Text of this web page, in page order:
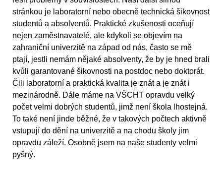
stránkou je laboratorní nebo obecně technická šikovnost
studentů a absolventů. Praktické zkušenosti oceňují
nejen zaměstnavatelé, ale kdykoli se objevím na
zahraniční univerzitě na západ od nás, často se mě
ptají, jestli nemám nějaké absolventy, že by je hned brali
kvůli garantované šikovnosti na postdoc nebo doktorát.
Čili laboratorní a praktická kvalita je znát a je znát i
mezinárodně. Dále máme na VŠCHT opravdu velký
počet velmi dobrých studentů, jimž není škola lhostejná.
To také není jinde běžné, že v takových počtech aktivně
vstupují do dění na univerzitě a na chodu školy jim
opravdu záleží. Osobně jsem na naše studenty velmi
pyšný.